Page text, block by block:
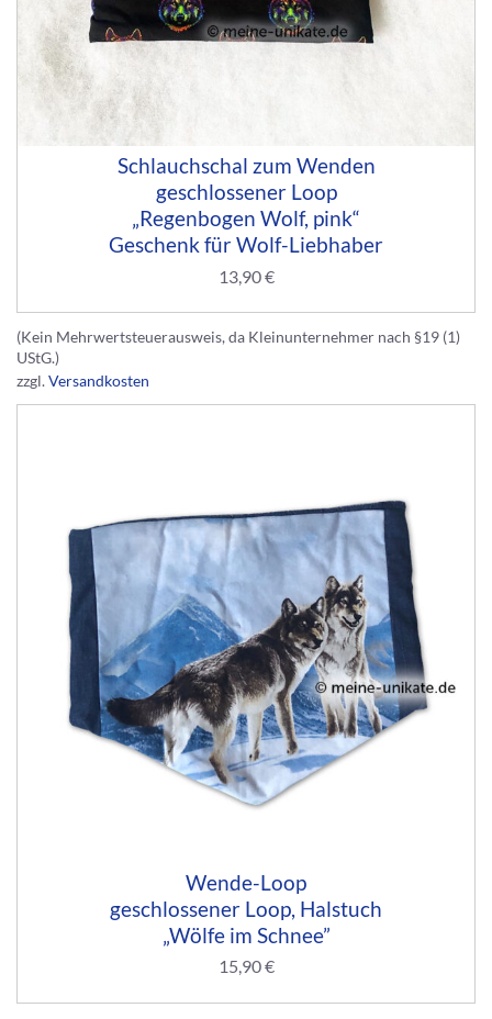
Schlauchschal zum Wenden
geschlossener Loop
„Regenbogen Wolf, pink“
Geschenk für Wolf-Liebhaber
13,90€
(Kein Mehrwertsteuerausweis, da Kleinunternehmer nach §19 (1)
UStG.)
zzgl.Versandkosten
Wende-Loop
geschlossener Loop, Halstuch
„Wölfe im Schnee”
15,90€